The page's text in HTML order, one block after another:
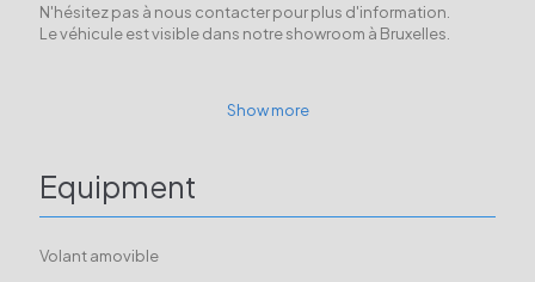
N'hésitez pas à nous contacter pour plus d'information.
Le véhicule est visible dans notre showroom à Bruxelles.
Show more
Equipment
Volant amovible